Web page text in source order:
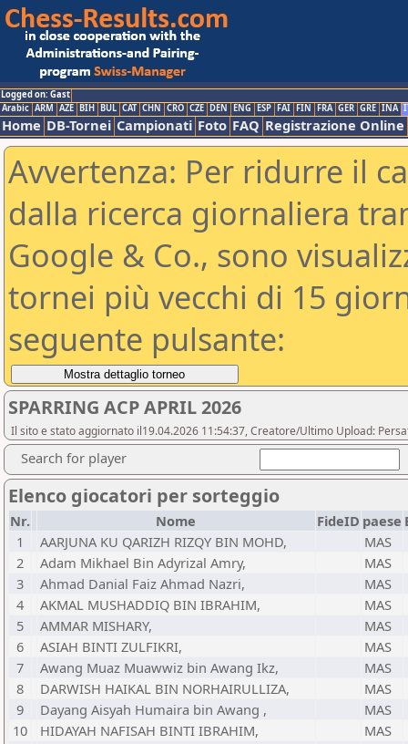
Logged on: Gast
Arabic ARM AZE BIH BUL CAT CHN CRO CZE DEN ENG ESP FAI FIN FRA GER GRE INA
Home DB-Tornei Campionati Foto FAQ Registrazione Online
Avvertenza: Per ridurre il
dalla ricerca giornaliera
Google & Co., sono
tornei più vecchi di 15
seguente pulsante:
SPARRING ACP APRIL 2026
Il sito e stato aggiornato il19.04.2026 11:54:37, Creatore/Ultimo Upload:
Search for player
Elenco giocatori per sorteggio
Nr. Nome FideID paese
1
AARJUNA KU QARIZH RIZQY BIN MOHD,
MAS
2
Adam Mikhael Bin Adyrizal Amry,
MAS
3
Ahmad Danial Faiz Ahmad Nazri,
MAS
4
AKMAL MUSHADDIQ BIN IBRAHIM,
MAS
5
AMMAR MISHARY,
MAS
6
ASIAH BINTI ZULFIKRI,
MAS
7
Awang Muaz Muawwiz bin Awang Ikz,
MAS
8
DARWISH HAIKAL BIN NORHAIRULLIZA,
MAS
9
Dayang Aisyah Humaira bin Awang ,
MAS
10
HIDAYAH NAFISAH BINTI IBRAHIM,
MAS